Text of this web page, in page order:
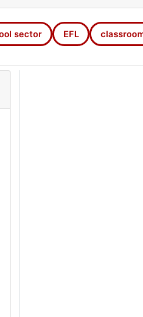
sector EFL